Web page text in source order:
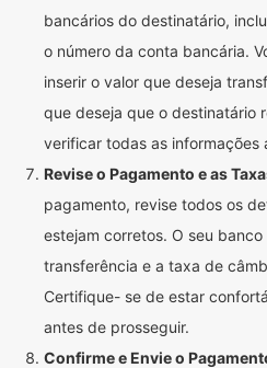
bancários do destinatário,
o número da conta bancária.
inserir o valor que deseja
que deseja que o destinatário
verificar todas as informações
Revise o Pagamento e as
pagamento, revise todos os
estejam corretos. O seu
transferência e a taxa de
Certifique- se de estar
antes de prosseguir.
Confirme e Envie o